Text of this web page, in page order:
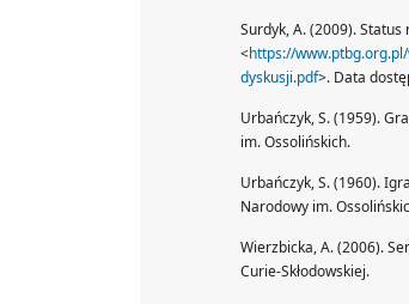
Surdyk, A. (2009).
<https://
dyskusji.pdf>. Data
Urbańczyk, S. (1959).
im. Ossolińskich.
Urbańczyk, S. (1960).
Narodowy im.
Wierzbicka, A. (2006).
Curie-Skłodowskiej.